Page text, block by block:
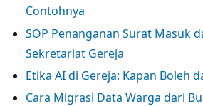
Contohnya
SOP Penanganan Surat Masuk
Sekretariat Gereja
Etika AI di Gereja: Kapan Boleh
Cara Migrasi Data Warga dari